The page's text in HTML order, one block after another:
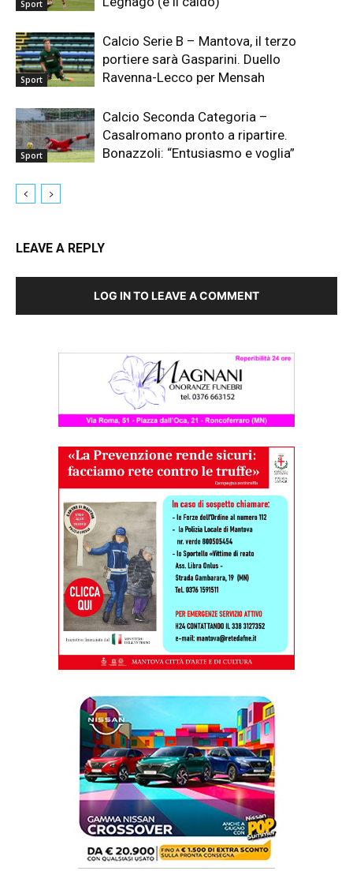
Sport
Sport
Calcio Serie B – Mantova, il terzo
portiere sarà Gasparini. Duello
Ravenna-Lecco per Mensah
Sport
Calcio Seconda Categoria –
Casalromano pronto a ripartire.
Bonazzoli: “Entusiasmo e voglia”
LEAVE A REPLY
LOG IN TO LEAVE A COMMENT